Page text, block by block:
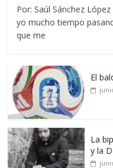
Por: Saúl Sánchez
yo mucho tiempo
que me
El
La
y la